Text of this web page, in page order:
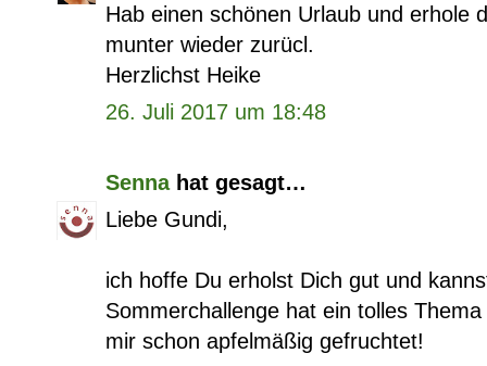
Hab einen schönen Urlaub und erhole
munter wieder zurücl.
Herzlichst Heike
26. Juli 2017 um 18:48
Sennahat gesagt…
Liebe Gundi,
ich hoffe Du erholst Dich gut und
Sommerchallenge hat ein tolles
mir schon apfelmäßig gefruchtet!